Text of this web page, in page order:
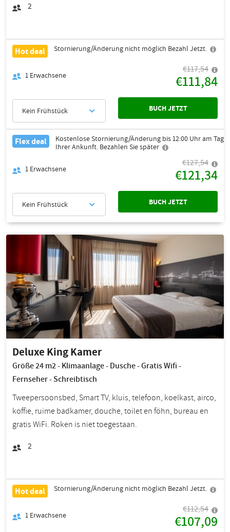
2
Hot deal Stornierung/Änderung nicht möglich Bezahl Jetzt.
1 Erwachsene
€117,54
€111,84
Kein Frühstück BUCH JETZT
Flex deal
Kostenlose Stornierung/Änderung bis 12:00 Uhr am Tag
Ihrer Ankunft. Bezahlen Sie später
1 Erwachsene
€127,54
€121,34
Kein Frühstück BUCH JETZT
Deluxe King Kamer
Größe 24 m2 - Klimaanlage - Dusche - Gratis Wifi -
Fernseher - Schreibtisch
Tweepersoonsbed, Smart TV, kluis, telefoon, koelkast, airco,
koffie, ruime badkamer, douche, toilet en föhn, bureau en
gratis WiFi. Roken is niet toegestaan.
2
Hot deal Stornierung/Änderung nicht möglich Bezahl Jetzt.
1 Erwachsene
€112,54
€107,09